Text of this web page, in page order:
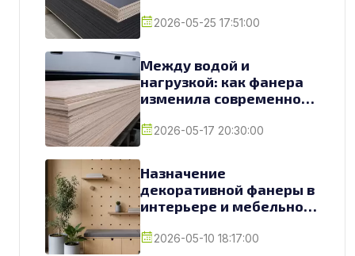
2026-05-25 17:51:00
Между водой и
нагрузкой: как фанера
изменила современное
2026-05-17 20:30:00
Назначение
декоративной фанеры в
интерьере и мебельном
2026-05-10 18:17:00